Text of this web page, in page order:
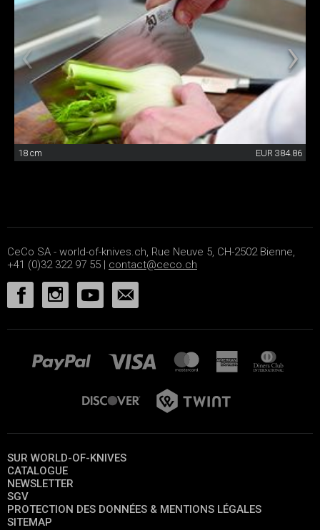
18 cm EUR 384.86
CeCo SA - world-of-knives.ch, Rue Neuve 5, CH-2502 Bienne,
+41 (0)32 322 97 55 | contact@ceco.ch
SUR WORLD-OF-KNIVES
CATALOGUE
NEWSLETTER
SGV
PROTECTION DES DONNÉES & MENTIONS LÉGALES
SITEMAP